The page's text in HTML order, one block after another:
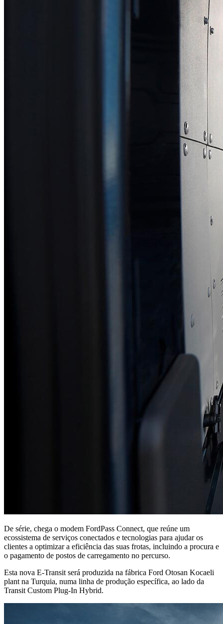
De série, chega o modem FordPass Connect, que reúne um
ecossistema de serviços conectados e tecnologias para ajudar os
clientes a optimizar a eficiência das suas frotas, incluindo a procura e
o pagamento de postos de carregamento no percurso.
Esta nova E-Transit será produzida na fábrica Ford Otosan Kocaeli
plant na Turquia, numa linha de produção específica, ao lado da
Transit Custom Plug-In Hybrid.